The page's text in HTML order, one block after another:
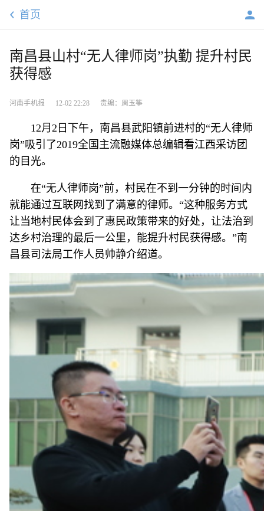
首页
南昌县山村“无人律师岗”执勤 提升村民
获得感
河南手机报 12-02 22:28 责编：周玉筝
12月2日下午，南昌县武阳镇前进村的“无人律师
岗”吸引了2019全国主流融媒体总编辑看江西采访团
的目光。
在“无人律师岗”前，村民在不到一分钟的时间内
就能通过互联网找到了满意的律师。“这种服务方式
让当地村民体会到了惠民政策带来的好处，让法治到
达乡村治理的最后一公里，能提升村民获得感。”南
昌县司法局工作人员帅静介绍道。